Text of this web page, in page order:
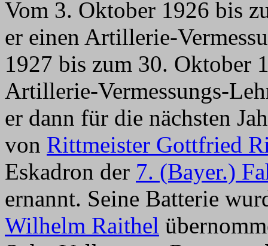
Vom 3. Oktober 1926 bis
er einen Artillerie-
1927 bis zum 30. Oktober
Artillerie-Vermessungs-
er dann für die nächsten
von Rittmeister Gottfried
Eskadron der 7. (Bayer.)
ernannt. Seine Batterie
Wilhelm Raithel